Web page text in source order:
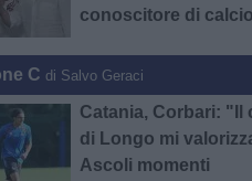
conoscitore di
C di Salvo Geraci
Catania, Corbari: "Il
di Longo mi
Ascoli momenti